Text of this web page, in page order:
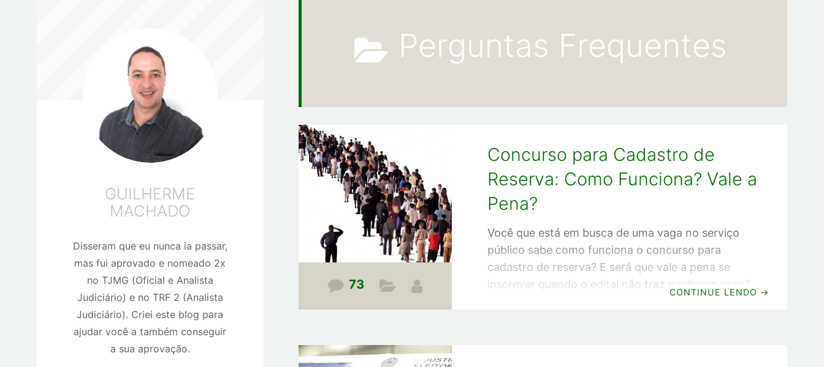
Perguntas Frequentes
73
Concurso para Cadastro de
Reserva: Como Funciona? Vale a
Pena?
Você que está em busca de uma vaga no serviço
público sabe como funciona o concurso para
cadastro de reserva? E será que vale a pena se
inscrever quando o edital não traz nenhuma vaga?
CONTINUE LENDO →
GUILHERME
MACHADO
Disseram que eu nunca ia passar,
mas fui aprovado e nomeado 2x
no TJMG (Oficial e Analista
Judiciário) e no TRF 2 (Analista
Judiciário). Criei este blog para
ajudar você a também conseguir
a sua aprovação.